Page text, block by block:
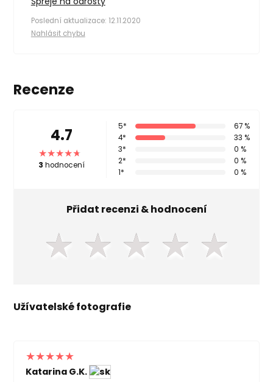
Poslední aktualizace: 12.11.2020
Nahlásit chybu
Recenze
Katarina G.K.
4.7
3 hodnocení
5*
67 %
4*
33 %
3*
0 %
2*
0 %
1*
0 %
Přidat recenzi & hodnocení
★ ★ ★ ★ ★
Užívatelské fotografie